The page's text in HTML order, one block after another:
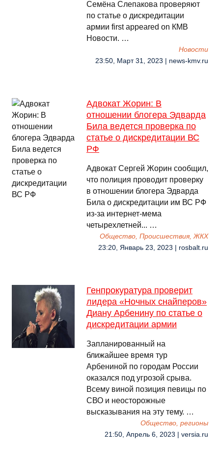
Семёна Слепакова проверяют
по статье о дискредитации
армии first appeared on КМВ
Новости. …
Новости
23:50, Март 31, 2023 | news-kmv.ru
Адвокат Жорин: В
отношении блогера Эдварда
Била ведется проверка по
статье о дискредитации ВС
РФ
Адвокат Сергей Жорин сообщил,
что полиция проводит проверку
в отношении блогера Эдварда
Била о дискредитации им ВС РФ
из-за интернет-мема
четырехлетней... …
Общество, Происшествия, ЖКХ
23:20, Январь 23, 2023 | rosbalt.ru
Генпрокуратура проверит
лидера «Ночных снайперов»
Диану Арбенину по статье о
дискредитации армии
Запланированный на
ближайшее время тур
Арбениной по городам России
оказался под угрозой срыва.
Всему виной позиция певицы по
СВО и неосторожные
высказывания на эту тему. …
Общество, регионы
21:50, Апрель 6, 2023 | versia.ru